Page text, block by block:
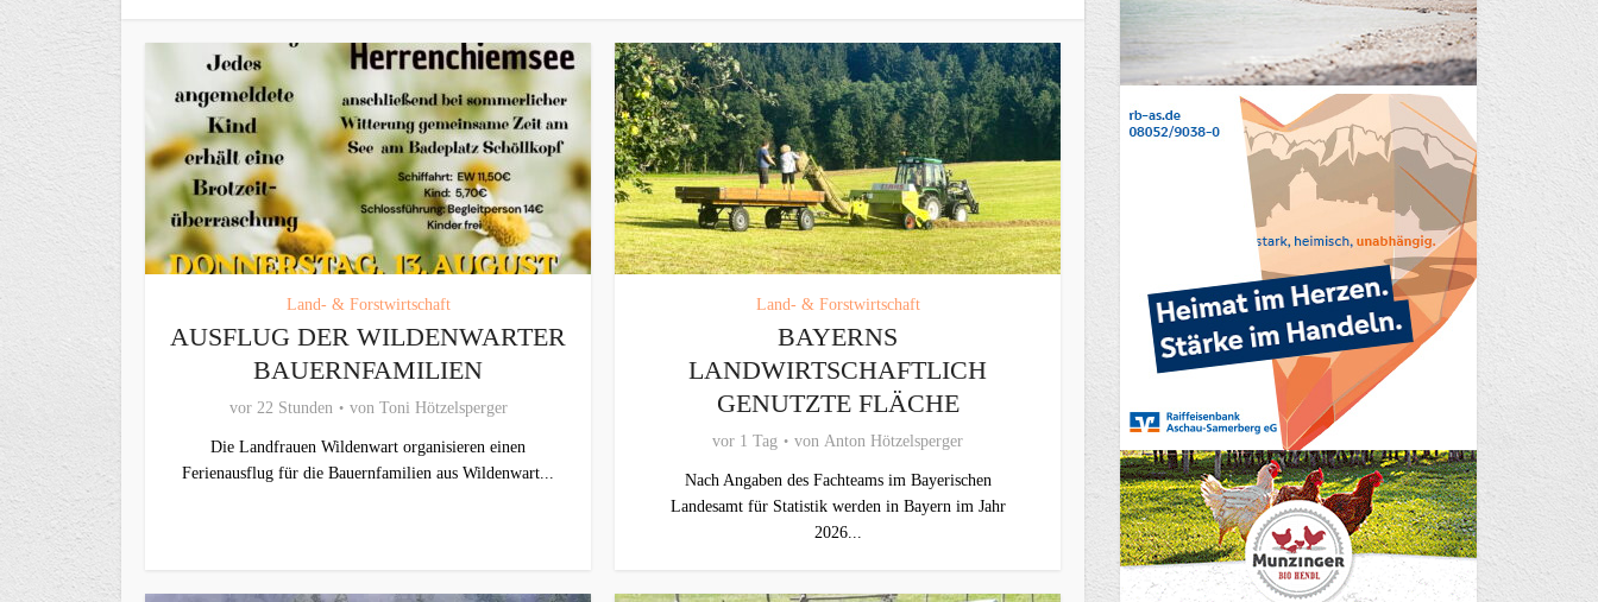
Land- & Forstwirtschaft
AUSFLUG DER WILDENWARTER
BAUERNFAMILIEN
vor 22 Stunden von Toni Hötzelsperger
Die Landfrauen Wildenwart organisieren einen
Ferienausflug für die Bauernfamilien aus Wildenwart...
Land- & Forstwirtschaft
BAYERNS
LANDWIRTSCHAFTLICH
GENUTZTE FLÄCHE
vor 1 Tag von Anton Hötzelsperger
Nach Angaben des Fachteams im Bayerischen
Landesamt für Statistik werden in Bayern im Jahr
2026...